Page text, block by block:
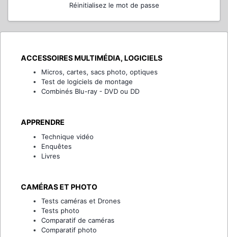
Réinitialisez le mot de passe
ACCESSOIRES MULTIMÉDIA, LOGICIELS
Micros, cartes, sacs photo, optiques
Test de logiciels de montage
Combinés Blu-ray - DVD ou DD
APPRENDRE
Technique vidéo
Enquêtes
Livres
CAMÉRAS ET PHOTO
Tests caméras et Drones
Tests photo
Comparatif de caméras
Comparatif photo